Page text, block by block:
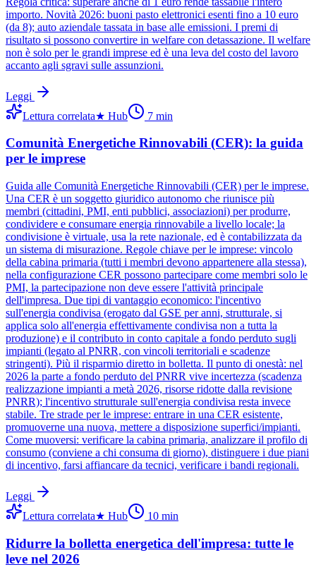
importo. Novità 2026: buoni pasto elettronici esenti fino a 10 euro
(da 8); auto aziendale tassata in base alle emissioni. I premi di
risultato si possono convertire in welfare con detassazione. Il welfare
non è solo per le grandi imprese ed è una leva del costo del lavoro
accanto agli sgravi sulle assunzioni.
Leggi
Lettura correlata★ Hub 7 min
Comunità Energetiche Rinnovabili (CER): la guida
per le imprese
Guida alle Comunità Energetiche Rinnovabili (CER) per le imprese.
Una CER è un soggetto giuridico autonomo che riunisce più
membri (cittadini, PMI, enti pubblici, associazioni) per produrre,
condividere e consumare energia rinnovabile a livello locale; la
condivisione è virtuale, usa la rete nazionale, ed è contabilizzata da
un sistema di misurazione. Regole chiave per le imprese: vincolo
della cabina primaria (tutti i membri devono appartenere alla stessa),
nella configurazione CER possono partecipare come membri solo le
PMI, la partecipazione non deve essere l'attività principale
dell'impresa. Due tipi di vantaggio economico: l'incentivo
sull'energia condivisa (erogato dal GSE per anni, strutturale, si
applica solo all'energia effettivamente condivisa non a tutta la
produzione) e il contributo in conto capitale a fondo perduto sugli
impianti (legato al PNRR, con vincoli territoriali e scadenze
stringenti). Più il risparmio diretto in bolletta. Il punto di onestà: nel
2026 la parte a fondo perduto del PNRR vive incertezza (scadenza
realizzazione impianti a metà 2026, risorse ridotte dalla revisione
PNRR); l'incentivo strutturale sull'energia condivisa resta invece
stabile. Tre strade per le imprese: entrare in una CER esistente,
promuoverne una nuova, mettere a disposizione superfici/impianti.
Come muoversi: verificare la cabina primaria, analizzare il profilo di
consumo (conviene a chi consuma di giorno), distinguere i due piani
di incentivo, farsi affiancare da tecnici, verificare i bandi regionali.
Leggi
Lettura correlata★ Hub 10 min
Ridurre la bolletta energetica dell'impresa: tutte le
leve nel 2026